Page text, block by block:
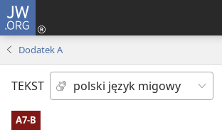
JW.ORG
Dodatek A
TEKST
A7-B